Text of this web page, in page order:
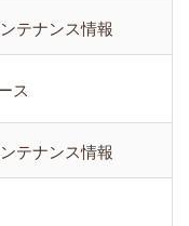
ンテナンス情報
ス
ンテナンス情報